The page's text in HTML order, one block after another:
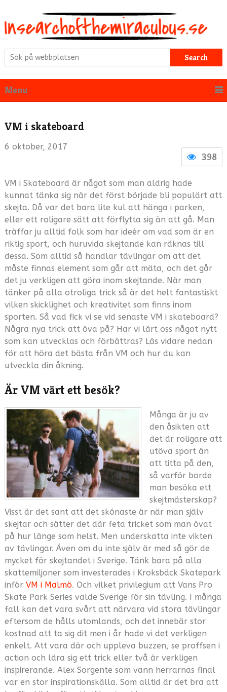
Search
Menu
VM i skateboard
398
6 oktober, 2017
VM i Skateboard är något som man aldrig hade
kunnat tänka sig när det först började bli populärt att
skejta. Då var det bara lite kul att hänga i parken,
eller ett roligare sätt att förflytta sig än att gå. Man
träffar ju alltid folk som har ideér om vad som är en
riktig sport, och huruvida skejtande kan räknas till
dessa. Som alltid så handlar tävlingar om att det
måste finnas element som går att mäta, och det går
det ju verkligen att göra inom skejtande. När man
tänker på alla otroliga trick så är det helt fantastiskt
vilken skicklighet och kreativitet som finns inom
sporten. Så vad fick vi se vid senaste VM i skateboard?
Några nya trick att öva på? Har vi lärt oss något nytt
som kan utvecklas och förbättras? Läs vidare nedan
för att höra det bästa från VM och hur du kan
utveckla din åkning.
Är VM värt ett besök?
Många är ju av
den åsikten att
det är roligare att
utöva sport än
att titta på den,
så varför borde
man besöka ett
skejtmästerskap?
Visst är det sant att det skönaste är när man själv
skejtar och sätter det där feta tricket som man övat
på hur länge som helst. Men underskatta inte vikten
av tävlingar. Även om du inte själv är med så gör de
mycket för skejtandet i Sverige. Tänk bara på alla
skattemiljoner som investerades i Kroksbäck Skatepark
inför VM i Malmö. Och vilket privilegium att Vans Pro
Skate Park Series valde Sverige för sin tävling. I många
fall kan det vara svårt att närvara vid stora tävlingar
eftersom de hålls utomlands, och det innebär stor
kostnad att ta sig dit men i år hade vi det verkligen
enkelt. Att vara där och uppleva buzzen, se proffsen i
action och lära sig ett trick eller två är verkligen
inspirerande. Alex Sorgente som vann herrarnas final
var en stor inspirationskälla. Som alltid är det bra att